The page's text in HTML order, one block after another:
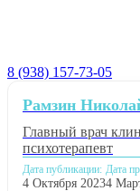
8 (938) 157-73-05
Рамзин
Главный врач
психотерапевт
Дата публикации:
4 Октября 2023
Дата
4